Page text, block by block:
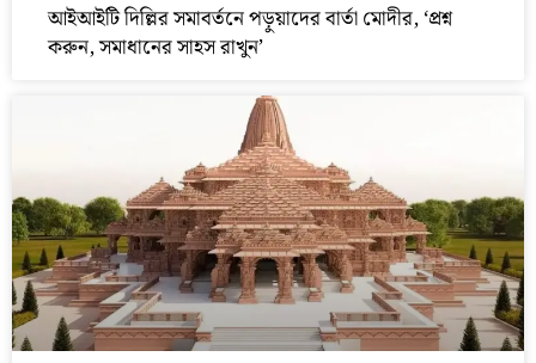
আইআইটি দিল্লির সমাবর্তনে পড়ুয়াদের বার্তা মোদীর, ‘প্রশ্ন
করুন, সমাধানের সাহস রাখুন’